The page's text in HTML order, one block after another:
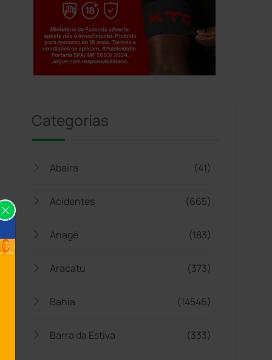
Categorias
Abaíra (41)
Acidentes (665)
Anagé (183)
Aracatu (373)
Bahia (14546)
Barra da Estiva (333)